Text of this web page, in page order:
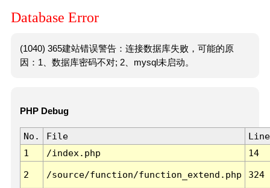
Database Error
(1040) 365建站错误警告：连接数据库失败，可能的原
因：1、数据库密码不对; 2、mysql未启动。
PHP Debug
No. File
Line
1
/index.php 14
2 /source/function/function_extend.php 324